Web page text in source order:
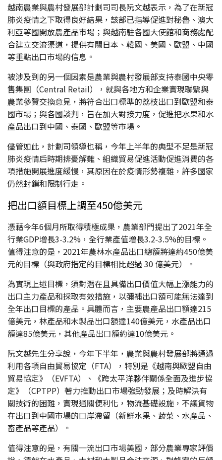
越南農業與農村發展部計劃司司長阮文越表示，為了在新冠
肺炎疫情之下取得良好結果，該部已指導促進對秘魯、澳大
利亞等國開放農產品市場；與越南駐各國大使館和商務處配
合建立交流渠道，提供有關日本、韓國、美國、歐盟、中國
等重點出口市場的信息。
被涉及到的另一個因素是農業與農村發展部支持泰國中央零
售集團（Central Retail），就與各地方和企業實現聯繫與
農業參贊交換意見，將符合出口標準的荔枝出口到歐盟和泰
國市場；與各國談判，旨在加大對接力度，促進把水果和水
產品出口到中國、泰國、歐盟等市場。
儘管如此，計劃司領導也稱，今年上半年的典型不足是新冠
肺炎疫情后時期排憂解難、組織貿易促進活動促進消費的各
項措施開展進度緩慢，其原因在於疫情形勢複雜，許多國家
仍然封鎖和限制行走。
把出口額目標上調至450億美元
憑藉今年6個月所取得積極成果，農業部門提出了2021年全
行業GDP增長3-3.2%，全行業產值增長3.2-3.5%的目標。
值得注意的是，2021年農林水產品出口總額將達約450億美
元的目標（與政府指定的目標相比超過 30 億美元）。
為實現上述目標，須對潛在且具備出口價值大幅上漲能力的
出口主力產品和採取有效措施，以彌補出口額可能無法達到
全年出口目標的產品。具體而言，主要農產品出口額達215
億美元，林產品和木製品出口額達140億美元，水產品出口
額達85億美元，其他產品出口額約達10億美元。
阮文越先生分享說，今年下半年，農業與農村發展部將通過
利用各項自由貿易協定（FTA），特別是《越南與歐盟自由
貿易協定》（EVFTA）、《跨太平洋夥伴關係全面及進步協
定》（CPTPP）著力推動出口市場強勁發展；及時解決有
關技術的困難，實現通關便利化，物流基礎設施，不讓貨物
在出口到中國市場的口岸滯留（新鮮水果、蔬菜、水產品、
畜產品等產品）。
值得注意的是，有關一流出口市場美國，部分農業專家評價